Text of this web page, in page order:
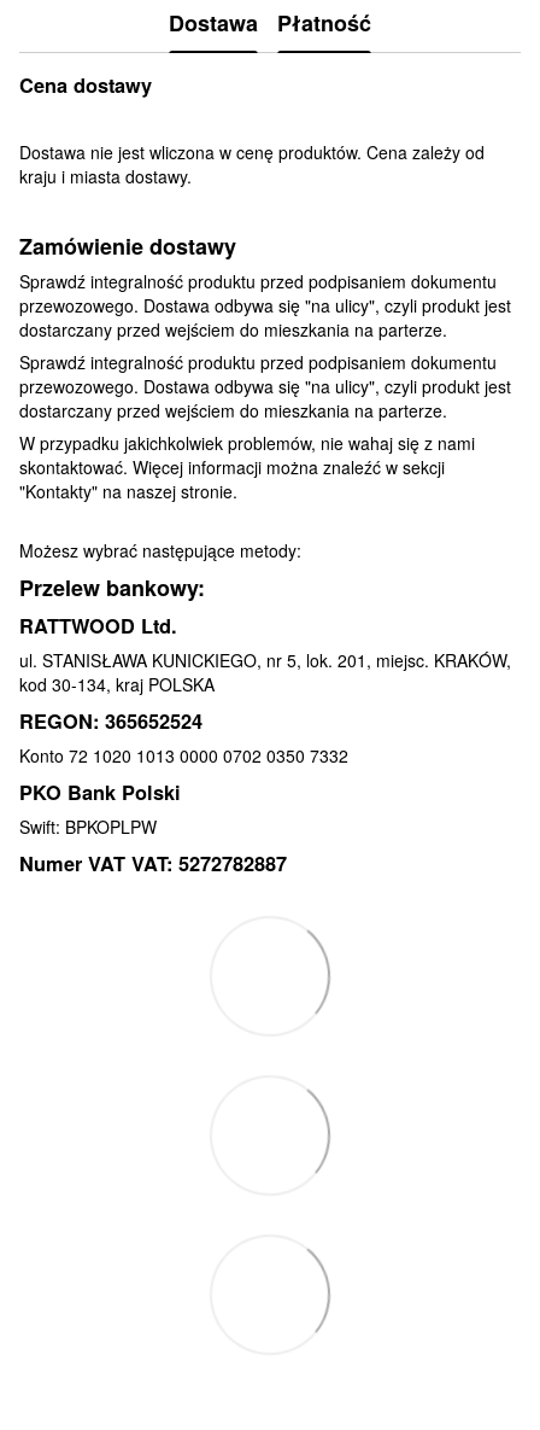
Dostawa Płatność
Cena dostawy
Dostawa nie jest wliczona w cenę produktów. Cena zależy od
kraju i miasta dostawy.
Zamówienie dostawy
Sprawdź integralność produktu przed podpisaniem dokumentu
przewozowego. Dostawa odbywa się "na ulicy", czyli produkt jest
dostarczany przed wejściem do mieszkania na parterze.
Sprawdź integralność produktu przed podpisaniem dokumentu
przewozowego. Dostawa odbywa się "na ulicy", czyli produkt jest
dostarczany przed wejściem do mieszkania na parterze.
W przypadku jakichkolwiek problemów, nie wahaj się z nami
skontaktować. Więcej informacji można znaleźć w sekcji
"Kontakty" na naszej stronie.
Możesz wybrać następujące metody:
Przelew bankowy:
RATTWOOD Ltd.
ul. STANISŁAWA KUNICKIEGO, nr 5, lok. 201, miejsc. KRAKÓW,
kod 30-134, kraj POLSKA
REGON: 365652524
Konto 72 1020 1013 0000 0702 0350 7332
PKO Bank Polski
Swift: BPKOPLPW
Numer VAT VAT: 5272782887